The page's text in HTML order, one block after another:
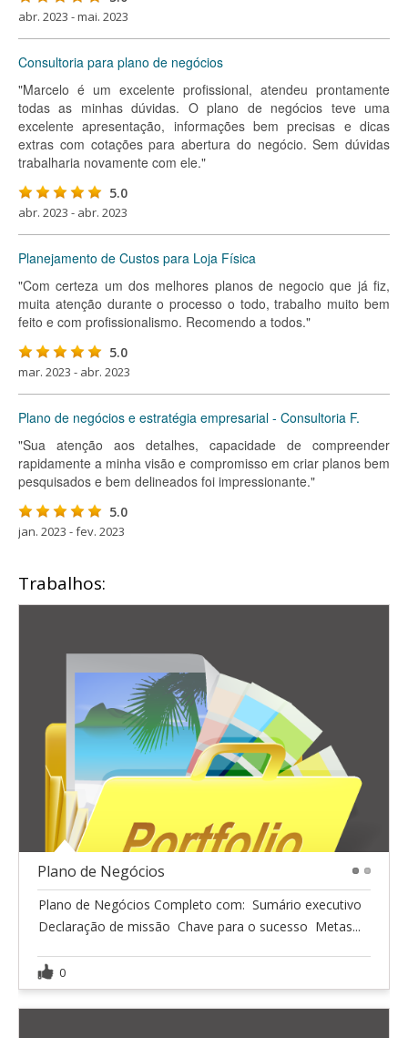
abr. 2023 - mai. 2023
Consultoria para plano de negócios
"Marcelo é um excelente profissional, atendeu prontamente
todas as minhas dúvidas. O plano de negócios teve uma
excelente apresentação, informações bem precisas e dicas
extras com cotações para abertura do negócio. Sem dúvidas
trabalharia novamente com ele."
5.0
abr. 2023 - abr. 2023
Planejamento de Custos para Loja Física
"Com certeza um dos melhores planos de negocio que já fiz,
muita atenção durante o processo o todo, trabalho muito bem
feito e com profissionalismo. Recomendo a todos."
5.0
mar. 2023 - abr. 2023
Plano de negócios e estratégia empresarial - Consultoria F.
"Sua atenção aos detalhes, capacidade de compreender
rapidamente a minha visão e compromisso em criar planos bem
pesquisados e bem delineados foi impressionante."
5.0
jan. 2023 - fev. 2023
Trabalhos:
Plano de Negócios
Plano de Negócios Completo com:  Sumário executivo 
Declaração de missão  Chave para o sucesso  Metas...
0